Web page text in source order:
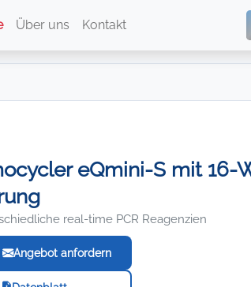
Über uns Kontakt
eQmini-S mit 16-
real-time PCR Reagenzien
Angebot anfordern